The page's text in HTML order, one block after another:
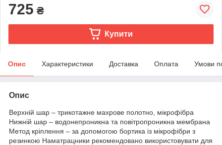
725 ₴
Купити
Опис Характеристики Доставка Оплата Умови
Опис
Верхній шар – трикотажне махрове полотно, мікрофібра
Нижній шар – водонепроникна та повітропроникна мембрана
Метод кріплення – за допомогою бортика із мікрофібри з
резинкою Наматрацники рекомендовано використовувати для